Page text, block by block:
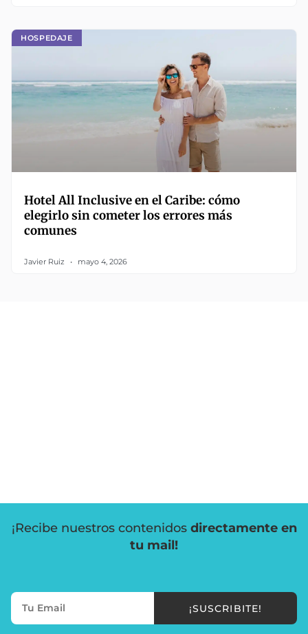
HOSPEDAJE
Hotel All Inclusive en el Caribe: cómo
elegirlo sin cometer los errores más
comunes
Javier Ruiz mayo 4, 2026
¡Recibe nuestros contenidos directamente en
tu mail!
¡SUSCRIBITE!